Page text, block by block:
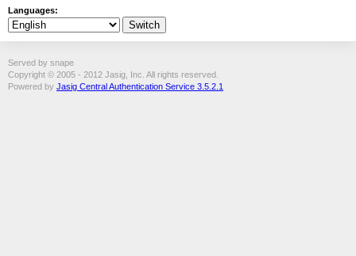
Languages:
Served by snape
Copyright © 2005 - 2012 Jasig, Inc. All rights reserved.
Powered by Jasig Central Authentication Service 3.5.2.1